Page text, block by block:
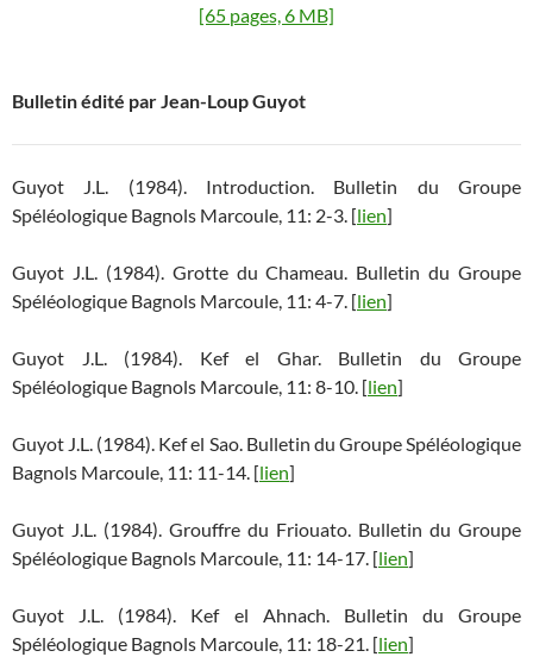
[65 pages, 6 MB]
Bulletin édité par Jean-Loup Guyot
Guyot J.L. (1984). Introduction. Bulletin du Groupe
Spéléologique Bagnols Marcoule, 11: 2-3. [lien]
Guyot J.L. (1984). Grotte du Chameau. Bulletin du Groupe
Spéléologique Bagnols Marcoule, 11: 4-7. [lien]
Guyot J.L. (1984). Kef el Ghar. Bulletin du Groupe
Spéléologique Bagnols Marcoule, 11: 8-10. [lien]
Guyot J.L. (1984). Kef el Sao. Bulletin du Groupe Spéléologique
Bagnols Marcoule, 11: 11-14. [lien]
Guyot J.L. (1984). Grouffre du Friouato. Bulletin du Groupe
Spéléologique Bagnols Marcoule, 11: 14-17. [lien]
Guyot J.L. (1984). Kef el Ahnach. Bulletin du Groupe
Spéléologique Bagnols Marcoule, 11: 18-21. [lien]